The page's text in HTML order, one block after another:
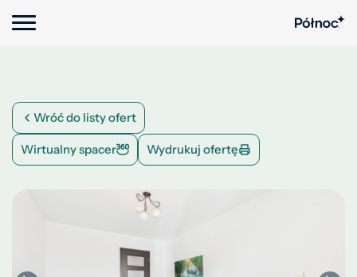
Wróć do listy ofert
Wirtualny spacer Wydrukuj ofertę